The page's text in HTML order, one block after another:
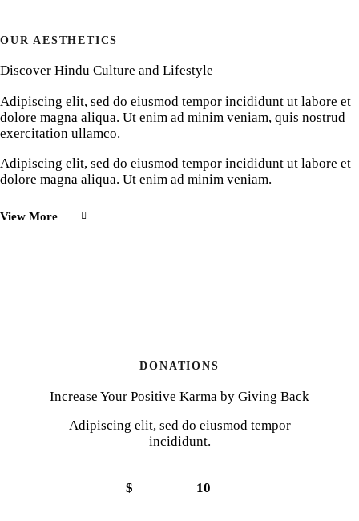
OUR AESTHETICS
Discover Hindu Culture and Lifestyle
Adipiscing elit, sed do eiusmod tempor incididunt ut labore et
dolore magna aliqua. Ut enim ad minim veniam, quis nostrud
exercitation ullamco.
Adipiscing elit, sed do eiusmod tempor incididunt ut labore et
dolore magna aliqua. Ut enim ad minim veniam.
View More
DONATIONS
Increase Your Positive Karma by Giving Back
Adipiscing elit, sed do eiusmod tempor
incididunt.
$